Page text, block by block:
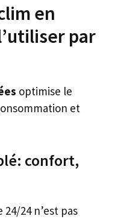
en
par
optimise le
et
confort,
24 n’est pas